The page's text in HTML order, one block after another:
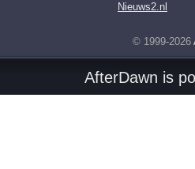
Nieuws2.nl
© 1999-2026
AfterDawn is